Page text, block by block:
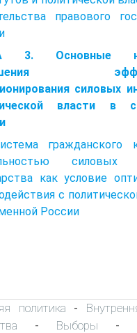
правового
3. Основные
силовых
власти в
гражданского
силовых
как условие
с
России
политика -
- Выборы -